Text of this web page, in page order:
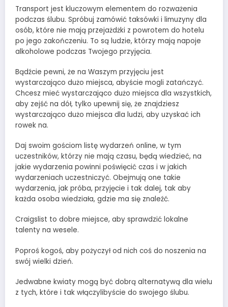
Transport jest kluczowym elementem do rozważenia
podczas ślubu. Spróbuj zamówić taksówki i limuzyny dla
osób, które nie mają przejażdżki z powrotem do hotelu
po jego zakończeniu. To są ludzie, którzy mają napoje
alkoholowe podczas Twojego przyjęcia.
Bądźcie pewni, że na Waszym przyjęciu jest
wystarczająco dużo miejsca, abyście mogli zatańczyć.
Chcesz mieć wystarczająco dużo miejsca dla wszystkich,
aby zejść na dół, tylko upewnij się, że znajdziesz
wystarczająco dużo miejsca dla ludzi, aby uzyskać ich
rowek na.
Daj swoim gościom listę wydarzeń online, w tym
uczestników, którzy nie mają czasu, będą wiedzieć, na
jakie wydarzenia powinni poświęcić czas i w jakich
wydarzeniach uczestniczyć. Obejmują one takie
wydarzenia, jak próba, przyjęcie i tak dalej, tak aby
każda osoba wiedziała, gdzie ma się znaleźć.
Craigslist to dobre miejsce, aby sprawdzić lokalne
talenty na wesele.
Poproś kogoś, aby pożyczył od nich coś do noszenia na
swój wielki dzień.
Jedwabne kwiaty mogą być dobrą alternatywą dla wielu
z tych, które i tak włączylibyście do swojego ślubu.